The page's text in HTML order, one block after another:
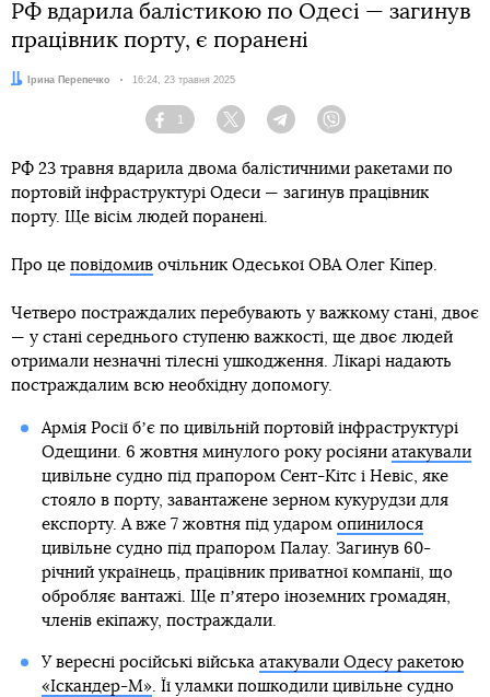
РФ вдарила балістикою по Одесі — загинув
працівник порту, є поранені
Автор:Ірина Перепечко Дата:
16:24, 23 травня 2025
Facebook
1
Twitter TelegramViber
РФ 23 травня вдарила двома балістичними ракетами по
портовій інфраструктурі Одеси — загинув працівник
порту. Ще вісім людей поранені.
Про це повідомив очільник Одеської ОВА Олег Кіпер.
Четверо постраждалих перебувають у важкому стані, двоє
— у стані середнього ступеню важкості, ще двоє людей
отримали незначні тілесні ушкодження. Лікарі надають
постраждалим всю необхідну допомогу.
Армія Росії бʼє по цивільній портовій інфраструктурі
Одещини. 6 жовтня минулого року росіяни атакували
цивільне судно під прапором Сент-Кітс і Невіс, яке
стояло в порту, завантажене зерном кукурудзи для
експорту. А вже 7 жовтня під ударом опинилося
цивільне судно під прапором Палау. Загинув 60-
річний українець, працівник приватної компанії, що
обробляє вантажі. Ще пʼятеро іноземних громадян,
членів екіпажу, постраждали.
У вересні російські війська атакували Одесу ракетою
«Іскандер-М». Її уламки пошкодили цивільне судно